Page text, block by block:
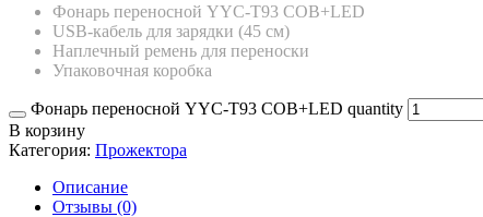
Фонарь переносной YYC-T93 COB+LED
USB-кабель для зарядки (45 см)
Наплечный ремень для переноски
Упаковочная коробка
Фонарь переносной YYC-T93 COB+LED quantity
В корзину
Категория: Прожектора
Описание
Отзывы (0)